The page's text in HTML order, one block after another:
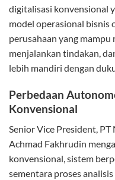
digitalisasi konvensional
model operasional bisnis
perusahaan yang
menjalankan tindakan,
lebih mandiri dengan
Perbedaan
Konvensional
Senior Vice President,
Achmad Fakhrudin
konvensional, sistem
sementara proses